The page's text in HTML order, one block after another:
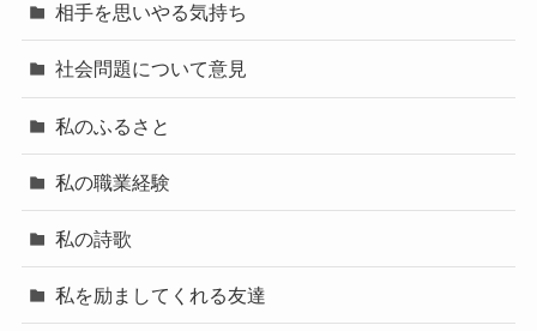
相手を思いやる気持ち
社会問題について意見
私のふるさと
私の職業経験
私の詩歌
私を励ましてくれる友達